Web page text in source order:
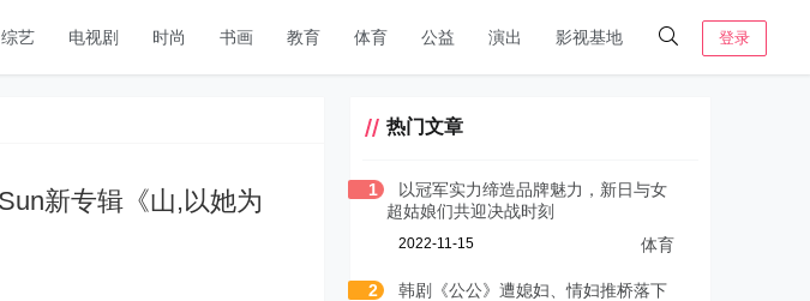
综艺 电视剧 时尚 书画 教育 体育 公益 演出 影视基地 登录
新专辑《山,以她为
热门文章
1
以冠军实力缔造品牌魅力，新日与女
超姑娘们共迎决战时刻
2022-11-15 体育
2
韩剧《公公》遭媳妇、情妇推桥落下